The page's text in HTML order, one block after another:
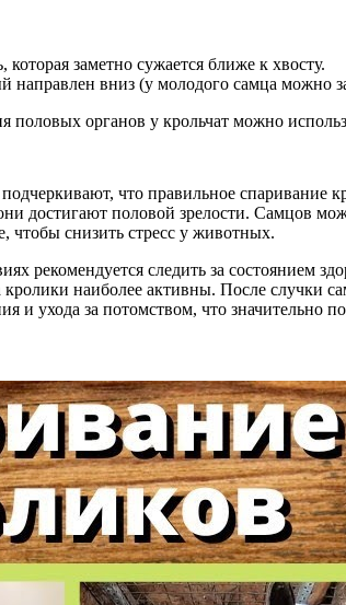
заметно сужается ближе к хвосту.
направлен вниз (у молодого самца можно
половых органов у крольчат можно
что правильное
достигают половой зрелости. Самцов
чтобы снизить стресс у животных.
рекомендуется следить за состоянием
наиболее активны. После случки
и ухода за потомством, что значительно